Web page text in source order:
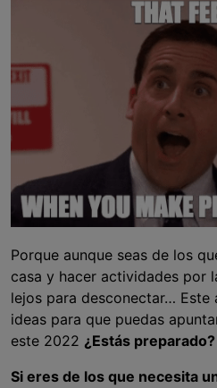
Porque aunque seas de los
casa y hacer actividades por
lejos para desconectar…
ideas para que puedas
este 2022 ¿Estás preparado?
Si eres de los que necesita